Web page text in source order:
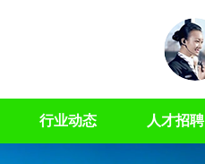
行业动态 人才招聘